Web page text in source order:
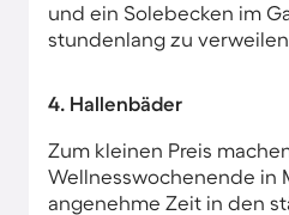
und ein Solebecken im
stundenlang zu
4. Hallenbäder
Zum kleinen Preis
Wellnesswochenende in
angenehme Zeit in den